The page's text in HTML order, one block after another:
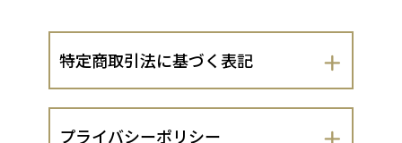
特定商取引法に基づく表記
会社名
プライバシーポリシー